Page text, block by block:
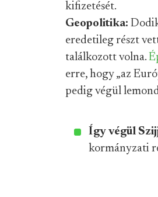
kifizetését.
Geopolitika:
eredetileg részt
találkozott volna.
erre, hogy „az
pedig végül
Így végül
kormányzati